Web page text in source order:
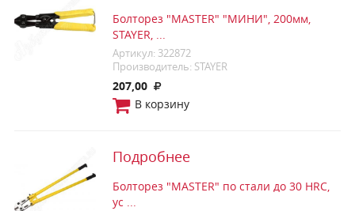
Болторез "MASTER" "МИНИ", 200мм,
STAYER, ...
Артикул: 322872
Производитель: STAYER
207,00
В корзину
Подробнее
Болторез "MASTER" по стали до 30 HRC,
ус ...